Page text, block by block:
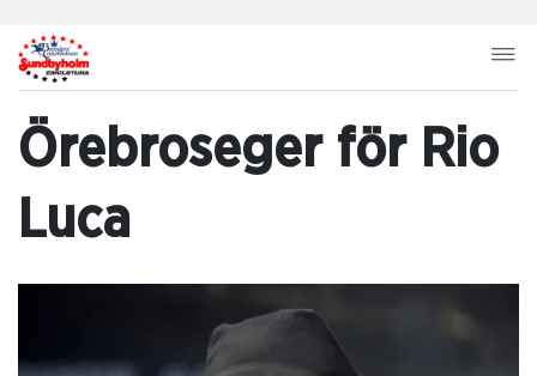
Örebroseger för Rio
Luca